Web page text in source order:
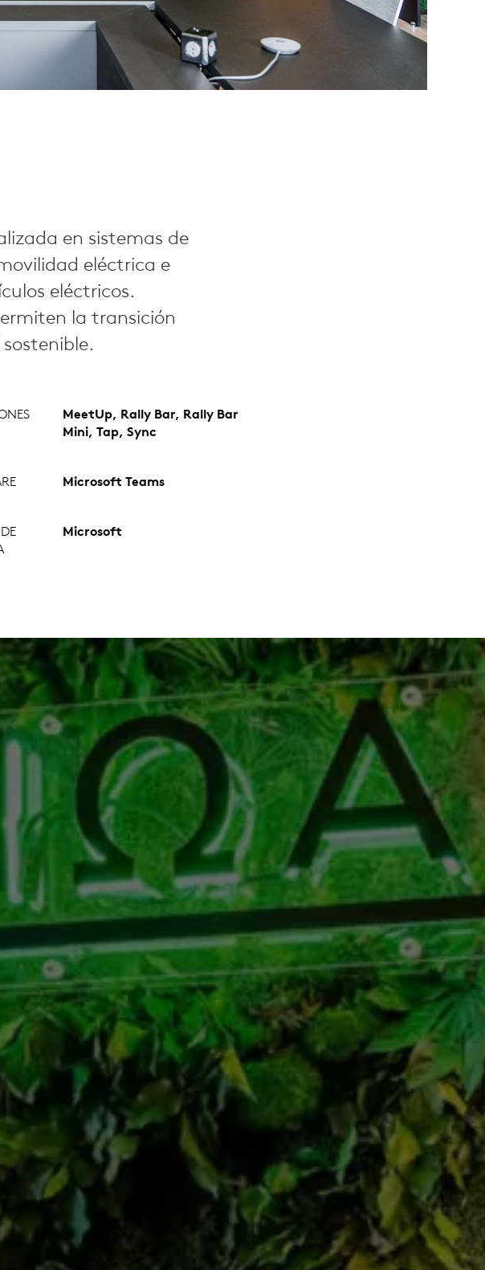
en sistemas de
eléctrica e
eléctricos.
la transición
MeetUp, Rally Bar, Rally Bar
Mini, Tap, Sync
Microsoft Teams
Microsoft